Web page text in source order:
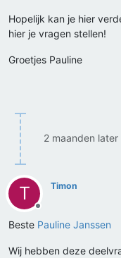
Hopelijk kan je hier
hier je vragen stellen!
Groetjes Pauline
2 maanden later
T
Offline
Timon
Beste Pauline Janssen
Wij hebben deze